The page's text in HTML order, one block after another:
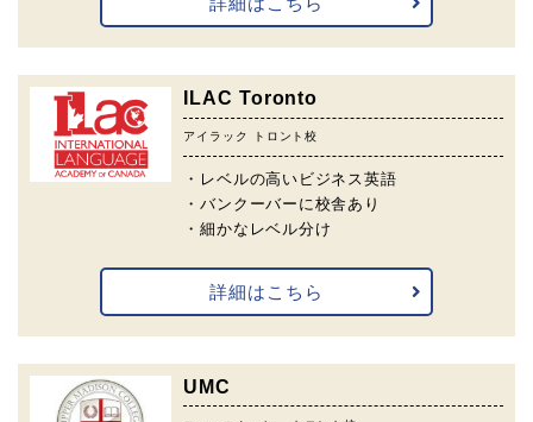
ILAC Toronto
アイラック トロント校
・レベルの高いビジネス英語
・バンクーバーに校舎あり
・細かなレベル分け
詳細はこちら
UMC